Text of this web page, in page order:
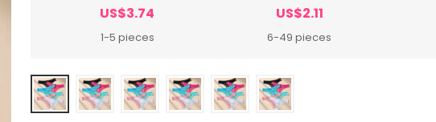
US$3.74
1-5 pieces
US$2.11
6-49 pieces